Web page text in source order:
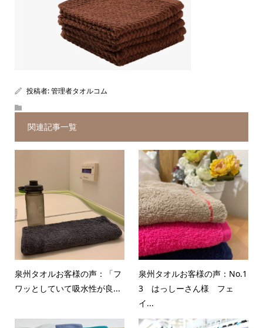
投稿者:管理者タオルコム
関連記事一覧
泉州タオルお客様の声：「フ
ワッとしていて吸水性が良...
泉州タオルお客様の声：No.1
3 はっしーさん様 フェ
イ...